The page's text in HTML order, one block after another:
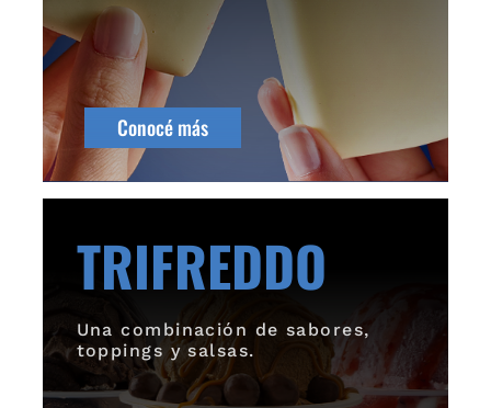
Conocé más
TRIFREDDO
Una combinación de sabores,
toppings y salsas.